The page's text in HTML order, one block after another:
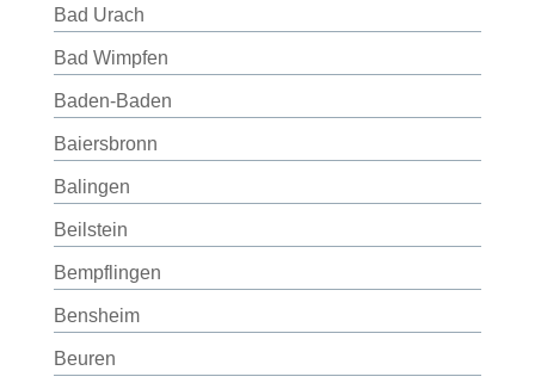
Bad Urach
Bad Wimpfen
Baden-Baden
Baiersbronn
Balingen
Beilstein
Bempflingen
Bensheim
Beuren